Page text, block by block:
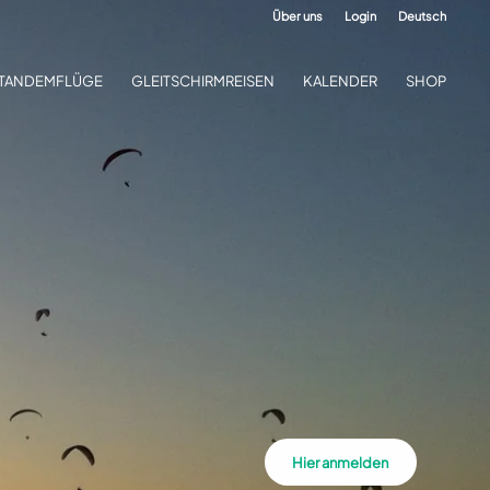
Hier anmelden
Über uns Login Deutsch
GLEITSCHIRMREISEN KALENDER SHOP